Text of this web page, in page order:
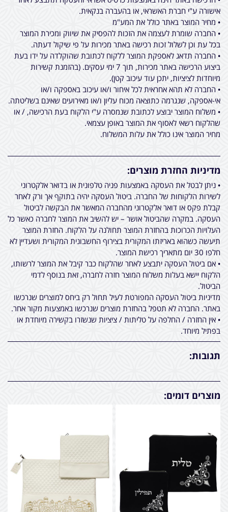
אישורה ע"י חברת האשראי, או בהעברה בנקאית.
• מחיר המוצר באתר כולל את המע"מ
• החברה שומרת לעצמה את הזכות להפסיק את שיווק ומכירת המוצר
בכל עת וכן לשלול זכות רכישה באתר מכירות על פי שיקול דעתה.
• החברה תדאג לאספקת המוצר ללקוח לכתובת שהוקלדה על ידו בעת
ביצוע הרכישה באתר מכירות, תוך 7 ימי עסקים. (בהזמנת קשירות
מיוחדות לציציות, יתכן עוד עיכוב קטן).
• החברה לא תהא אחראית לכל איחור ו/או עיכוב באספקה ו/או
אי-אספקה, שנגרמה כתוצאה מכוח עליון ו/או מאירועים שאינם בשליטתה.
• משלוח המוצר יבוצע לכתובת שנמסרה ע"י הלקוח בעת הרכישה, / או
שהלקוח רשאי לאסוף את המוצר באופן עצמאי.
מחיר המוצר אינו כולל את עלות המשלוח.
מדיניות החזרת מוצרים:
• ניתן לבטל את העסקה באמצעות פניה טלפונית או בדואר אלקטרוני
לשירות הלקוחות של החברה. ביטול העסקה יהיה בתוקף אך ורק לאחר
קבלת פקס או דואר אלקטרוני מהחברה המאשר את הבקשה לביטול
העסקה. במקרה שהביטול אושר – יש להשיב את המוצר לחברה כאשר כל
העלויות הכרוכות בהחזרת המוצר תחולנה על הלקוח. החזרת המוצר
תיעשה כשהוא באריזתו המקורית בצירוף החשבונית המקורית ושעדיין לא
חלפו 30 יום מתאריך רכישת המוצר.
• אם ביטול העסקה יתבצע לאחר שהלקוח כבר קיבל את המוצר לרשותו,
הלקוח יישא בעלות משלוח המוצר חזרה לחברה, זאת בנוסף לדמי
הביטול.
מדיניות ביטול העסקה המפורטת לעיל תחול רק ביחס למוצרים שנרכשו
באתר. החברה לא תטפל בהחזרת מוצרים שנרכשו באמצעות מקור אחר.
• אין החזרה / החלפה על טליתות / ציציות שנשזרו בקשירה מיוחדת או
בפתיל מיוחד.
תגובות:
מוצרים דומים: